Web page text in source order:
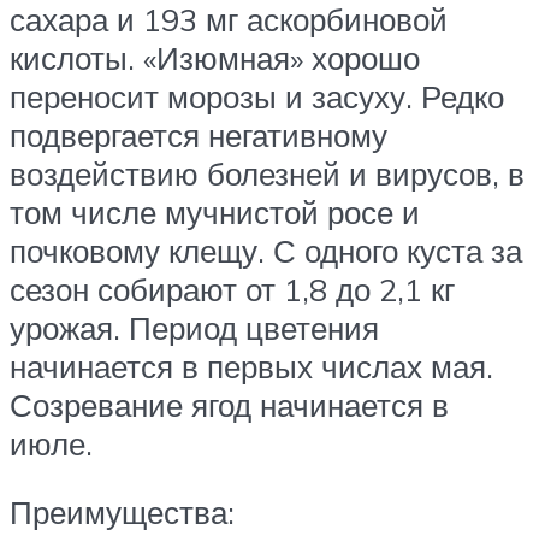
сахара и 193 мг аскорбиновой
кислоты. «Изюмная» хорошо
переносит морозы и засуху. Редко
подвергается негативному
воздействию болезней и вирусов, в
том числе мучнистой росе и
почковому клещу. С одного куста за
сезон собирают от 1,8 до 2,1 кг
урожая. Период цветения
начинается в первых числах мая.
Созревание ягод начинается в
июле.
Преимущества: